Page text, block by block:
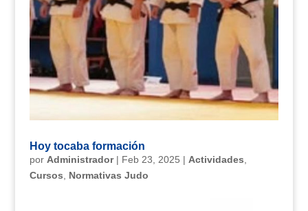
Hoy tocaba formación
por Administrador| Feb 23, 2025 | Actividades
Cursos
Normativas Judo